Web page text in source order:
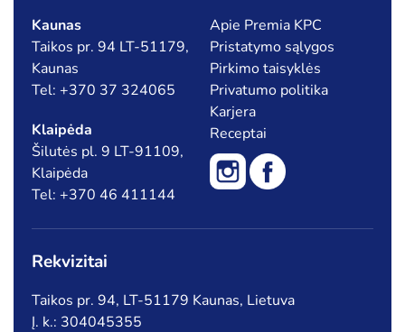
Kaunas
Taikos pr. 94 LT-51179,
Kaunas
Tel: +370 37 324065
Klaipėda
Šilutės pl. 9 LT-91109,
Klaipėda
Tel: +370 46 411144
Apie Premia KPC
Pristatymo sąlygos
Pirkimo taisyklės
Privatumo politika
Karjera
Receptai
Rekvizitai
Taikos pr. 94, LT-51179 Kaunas, Lietuva
Į. k.: 304045355